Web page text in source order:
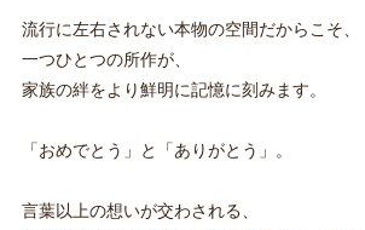
流行に左右されない本物の空間だからこそ、
一つひとつの所作が、
家族の絆をより鮮明に記憶に刻みます。
「おめでとう」と「ありがとう」。
言葉以上の想いが交わされる、